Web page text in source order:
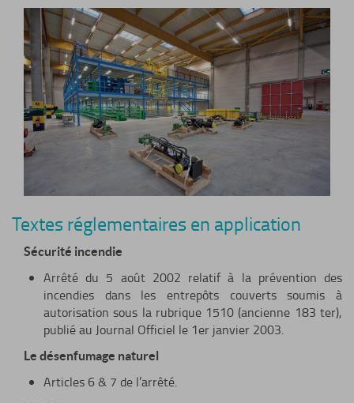
Textes réglementaires en application
Sécurité incendie
Arrêté du 5 août 2002 relatif à la prévention des
incendies dans les entrepôts couverts soumis à
autorisation sous la rubrique 1510 (ancienne 183 ter),
publié au Journal Officiel le 1er janvier 2003.
Le désenfumage naturel
Articles 6 & 7 de l’arrêté.